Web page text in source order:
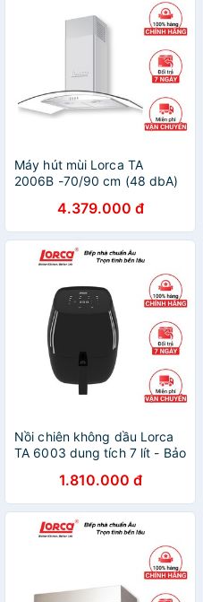
Máy hút mùi Lorca TA
2006B -70/90 cm (48 dbA)
4.379.000 đ
Nồi chiên không dầu Lorca
TA 6003 dung tích 7 lít - Bảo
1.810.000 đ